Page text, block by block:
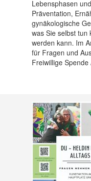
Lebensphasen
Präventation,
gynäkologische
was Sie selbst tun
werden kann. Im
für Fragen und
Freiwillige